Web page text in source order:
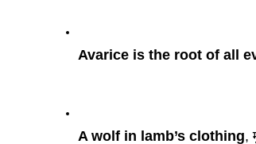
Avarice is the root of all
A wolf in lamb’s clothing,